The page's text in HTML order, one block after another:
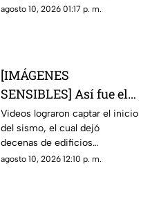
Juárez, desatando momentos
agosto 10, 2026 01:17 p. m.
[IMÁGENES
SENSIBLES] Así fue el
devastador terremoto
de 7.4 que dejó al
menos 71 muertos en
Colombia
Videos lograron captar el inicio
del sismo, el cual dejó
decenas de edificios
colapsados y momentos de
agosto 10, 2026 12:10 p. m.